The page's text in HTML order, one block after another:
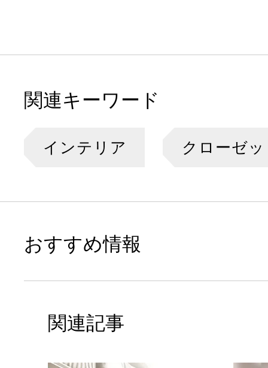
関連キーワード
インテリア クローゼ
おすすめ情報
関連記事